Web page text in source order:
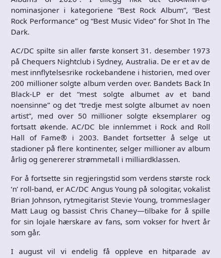
nominasjoner i kategoriene “Best Rock Album”, “Best
Rock Performance” og “Best Music Video” for Shot In The
Dark.
AC/DC spilte sin aller første konsert 31. desember 1973
på Chequers Nightclub i Sydney, Australia. De er et av de
mest innflytelsesrike rockebandene i historien, med over
200 millioner solgte album verden over. Bandets Back In
Black-LP er det “mest solgte albumet av et band
noensinne” og det “tredje mest solgte albumet av noen
artist”, med over 50 millioner solgte eksemplarer og
fortsatt økende. AC/DC ble innlemmet i Rock and Roll
Hall of Fame® i 2003. Bandet fortsetter å selge ut
stadioner på flere kontinenter, selger millioner av album
årlig og genererer strømmetall i milliardklassen.
For å fortsette sin regjeringstid som verdens største rock
‘n’ roll-band, er AC/DC Angus Young på sologitar, vokalist
Brian Johnson, rytmegitarist Stevie Young, trommeslager
Matt Laug og bassist Chris Chaney—tilbake for å spille
for sin lojale hærskare av fans, som vokser for hvert år
som går.
I august vil vi endelig få oppleve en hitparade av